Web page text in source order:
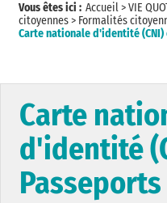
Vous êtes ici : Accueil>VIE
citoyennes> Formalités
Carte nationale d'identité (CNI)
Carte
d'identité
Passeports